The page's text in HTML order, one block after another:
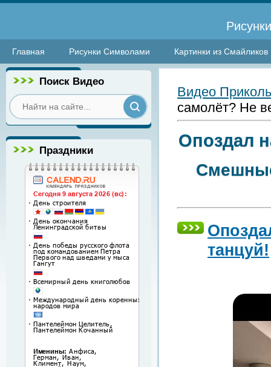
Главная Рисунки Символами Картинки из Смайликов
Поиск Видео
Праздники
Видео
самолёт? Не
Опоздал
танцуй!